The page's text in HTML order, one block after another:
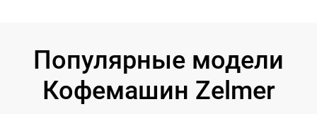
Популярные модели
Кофемашин Zelmer